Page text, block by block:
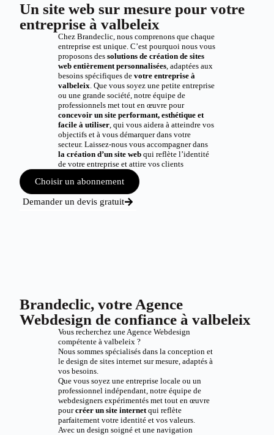
Un site web sur mesure pour votre
entreprise à valbeleix
Chez Brandeclic, nous comprenons que chaque
entreprise est unique. C’est pourquoi nous vous
proposons des solutions de création de sites
web entièrement personnalisées, adaptées aux
besoins spécifiques de votre entreprise à
valbeleix. Que vous soyez une petite entreprise
ou une grande société, notre équipe de
professionnels met tout en œuvre pour
concevoir un site performant, esthétique et
facile à utiliser, qui vous aidera à atteindre vos
objectifs et à vous démarquer dans votre
secteur. Laissez-nous vous accompagner dans
la création d’un site webqui reflète l’identité
de votre entreprise et attire vos clients
Choisir un abonnement
Demander un devis gratuit
Brandeclic, votre Agence
Webdesign de confiance à valbeleix
Vous recherchez une Agence Webdesign
compétente à valbeleix ?
Nous sommes spécialisés dans la conception et
le design de sites internet sur mesure, adaptés à
vos besoins.
Que vous soyez une entreprise locale ou un
professionnel indépendant, notre équipe de
webdesigners expérimentés met tout en œuvre
pourcréer un site internetqui reflète
parfaitement votre identité et vos valeurs.
Avec un design soigné et une navigation